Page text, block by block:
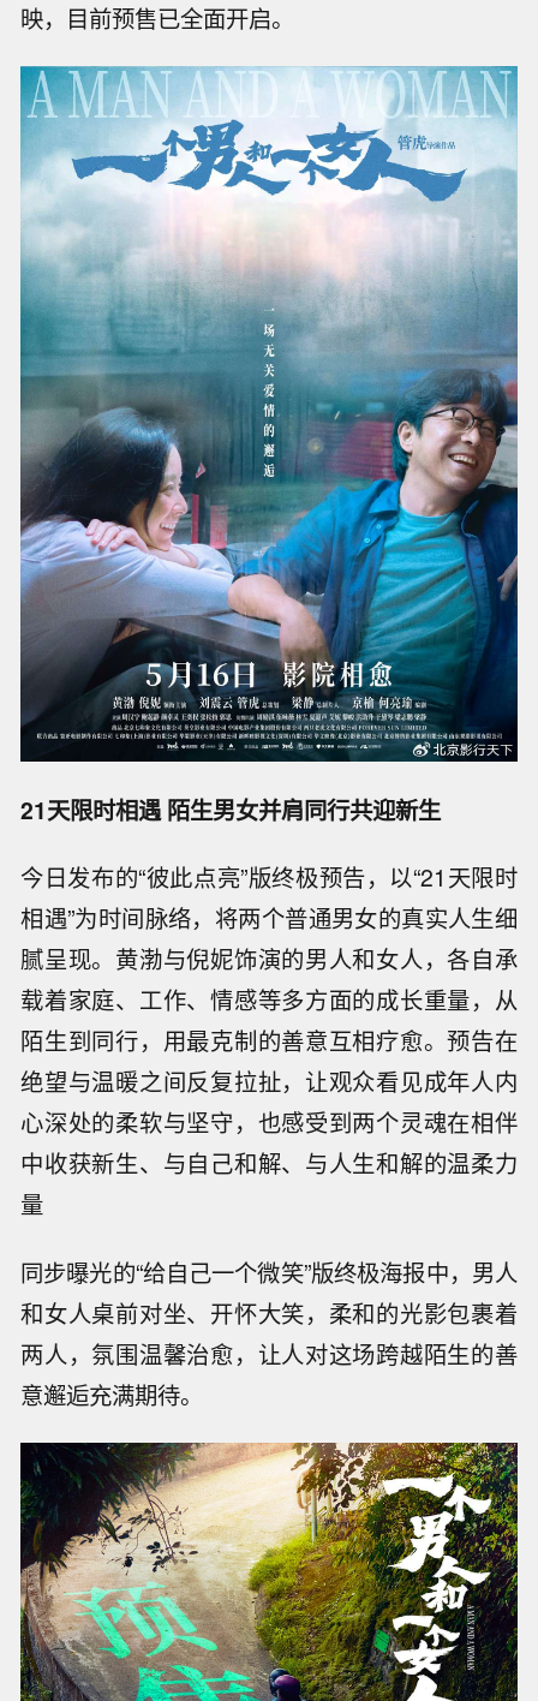
映，目前预售已全面开启。
21天限时相遇 陌生男女并肩同行共迎新生
今日发布的“彼此点亮”版终极预告，以“21天限时
相遇”为时间脉络，将两个普通男女的真实人生细
腻呈现。 黄渤与倪妮饰演的男人和女人，各自承
载着家庭、工作、情感等多方面的成长重量，从
陌生到同行，用最克制的善意互相疗愈。预告在
绝望与温暖之间反复拉扯，让观众看见成年人内
心深处的柔软与坚守，也感受到两个灵魂在相伴
中收获新生、与自己和解、与人生和解的温柔力
量
同步曝光的“给自己一个微笑”版终极海报中，男人
和女人桌前对坐、开怀大笑，柔和的光影包裹着
两人，氛围温馨治愈，让人对这场跨越陌生的善
意邂逅充满期待。